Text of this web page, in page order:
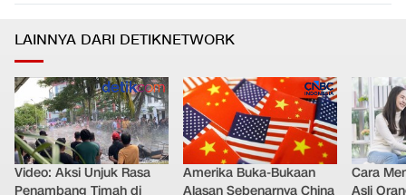
LAINNYA DARI DETIKNETWORK
Video: Aksi Unjuk Rasa
Penambang Timah di
Amerika Buka-Bukaan
Alasan Sebenarnya China
Cara
Asli